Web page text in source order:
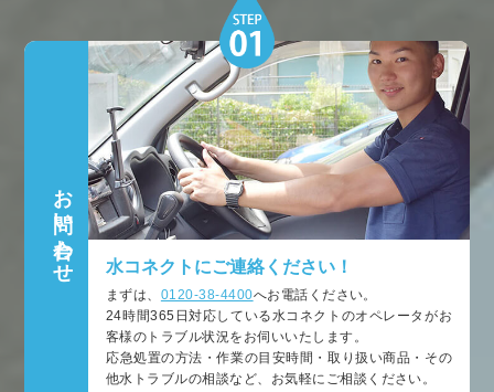
お問い合わせ 水コネクトにご連絡ください！
まずは、 0120-38-4400へお電話ください。
24時間365日対応している水コネクトのオペレータがお
客様のトラブル状況をお伺いいたします。
応急処置の方法・作業の目安時間・取り扱い商品・その
他水トラブルの相談など、お気軽にご相談ください。